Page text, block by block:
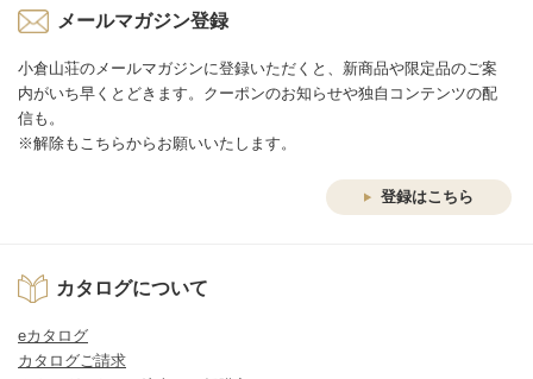
メールマガジン登録
小倉山荘のメールマガジンに登録いただくと、新商品や限定品のご案
内がいち早くとどきます。クーポンのお知らせや独自コンテンツの配
信も。
※解除もこちらからお願いいたします。
登録はこちら
カタログについて
eカタログ
カタログご請求